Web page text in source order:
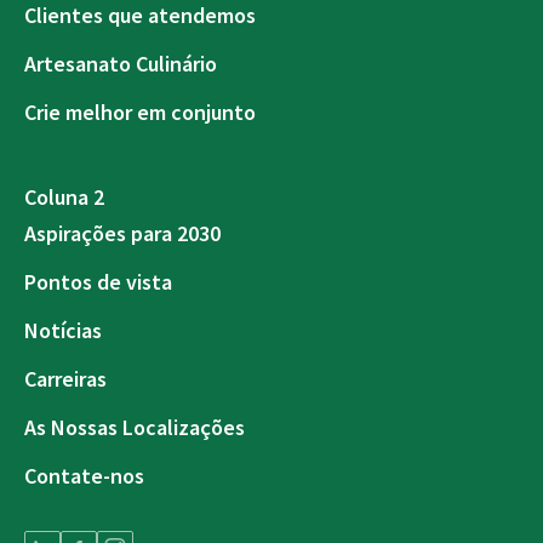
Clientes que atendemos
Artesanato Culinário
Crie melhor em conjunto
Coluna 2
Aspirações para 2030
Pontos de vista
Notícias
Carreiras
As Nossas Localizações
Contate-nos